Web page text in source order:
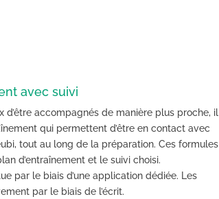
avec suivi
d’être accompagnés de manière plus proche, il
qui permettent d’être en contact avec
tout au long de la préparation. Ces formules
d’entraînement et le suivi choisi.
par le biais d’une application dédiée. Les
par le biais de l’écrit.